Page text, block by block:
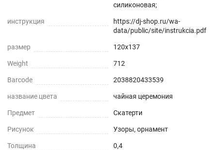
силиконовая;
инструкция
https://dj-shop.ru/wa-
data/public/site/instrukcia.pdf
размер 120x137
Weight 712
Barcode 2038820433539
название цвета чайная церемония
Предмет Скатерти
Рисунок Узоры, орнамент
Толщина 0,4